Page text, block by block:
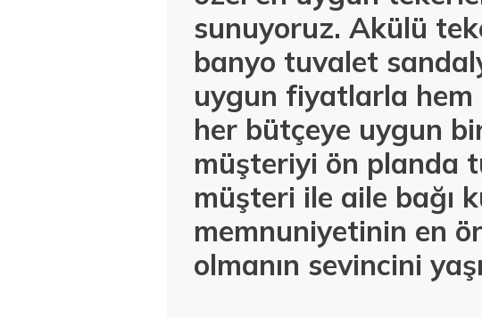
sunuyoruz. Akülü
banyo tuvalet
uygun fiyatlarla hem
her bütçeye uygun
müşteriyi ön planda
müşteri ile aile bağı
memnuniyetinin en
olmanın sevincini